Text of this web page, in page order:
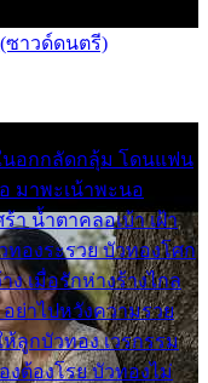
ซาวด์ดนตรี)
นอกกลัดกลุ้ม โดนแฟน
มาพะเน้าพะนอ
า น้ำตาคลอเบ้า เฝ้า
องระรวย บัวทองโศก
ง เมื่อรักห่างร้างไกล
ย่าไปหวังความรวย
ลูกบัวทอง เวรกรรม
งต้องโรย บัวทองไม่